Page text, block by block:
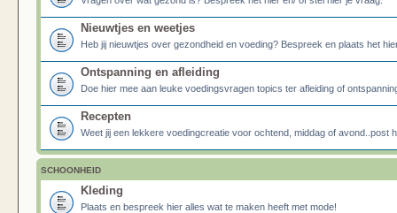
Nieuwtjes en weetjes
Heb jij nieuwtjes over gezondheid en voeding? Bespreek en plaats het
Ontspanning en afleiding
Doe hier mee aan leuke voedingsvragen topics ter afleiding of
Recepten
Weet jij een lekkere voedingcreatie voor ochtend, middag of avond..post
SCHOONHEID
Kleding
Plaats en bespreek hier alles wat te maken heeft met mode!